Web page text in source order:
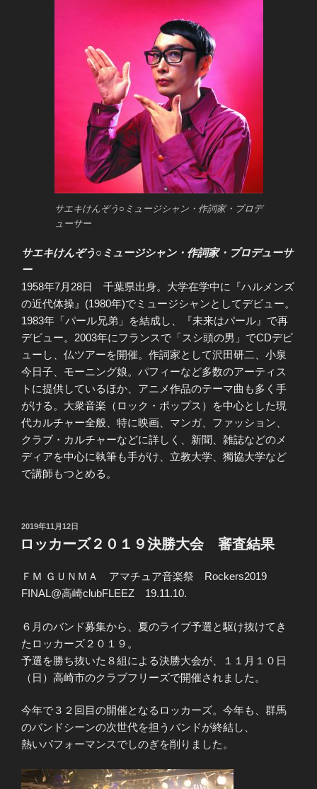
サエキけんぞう○ミュージシャン・作詞家・プロデ
ューサー
サエキけんぞう○ミュージシャン・作詞家・プロデューサ
ー
1958年7月28日 千葉県出身。大学在学中に『ハルメンズ
の近代体操』(1980年)でミュージシャンとしてデビュー。
1983年「パール兄弟」を結成し、『未来はパール』で再
デビュー。2003年にフランスで「スシ頭の男」でCDデビ
ューし、仏ツアーを開催。作詞家として沢田研二、小泉
今日子、モーニング娘。パフィーなど多数のアーティス
トに提供しているほか、アニメ作品のテーマ曲も多く手
がける。大衆音楽（ロック・ポップス）を中心とした現
代カルチャー全般、特に映画、マンガ、ファッション、
クラブ・カルチャーなどに詳しく、新聞、雑誌などのメ
ディアを中心に執筆も手がけ、立教大学、獨協大学など
で講師もつとめる。
投
稿
日:
2019年11月12日
ロッカーズ２０１９決勝大会 審査結果
ＦＭ ＧＵＮＭＡ アマチュア音楽祭 Rockers2019
FINAL@高崎clubFLEEZ 19.11.10.
６月のバンド募集から、夏のライブ予選と駆け抜けてき
たロッカーズ２０１９。
予選を勝ち抜いた８組による決勝大会が、１１月１０日
（日）高崎市のクラブフリーズで開催されました。
今年で３２回目の開催となるロッカーズ。今年も、群馬
のバンドシーンの次世代を担うバンドが終結し、
熱いパフォーマンスでしのぎを削りました。